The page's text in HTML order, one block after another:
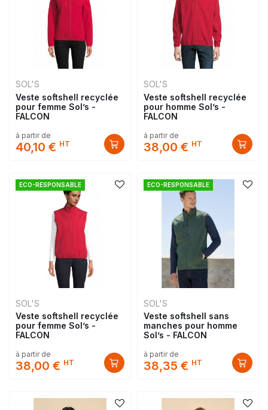
SOL'S
Veste softshell recyclée
pour femme Sol’s -
FALCON
à partir de
40,10 € HT
SOL'S
Veste softshell recyclée
pour homme Sol’s -
FALCON
à partir de
38,00 € HT
ECO-RESPONSABLE
SOL'S
Veste softshell recyclée
pour femme Sol’s -
FALCON
à partir de
38,00 € HT
ECO-RESPONSABLE
SOL'S
Veste softshell sans
manches pour homme
Sol’s - FALCON
à partir de
38,35 € HT